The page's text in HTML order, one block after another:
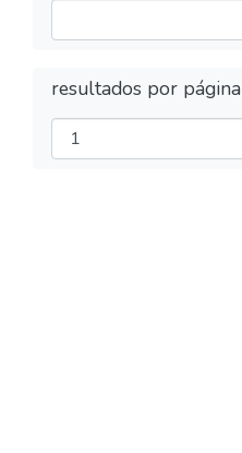
resultados por página